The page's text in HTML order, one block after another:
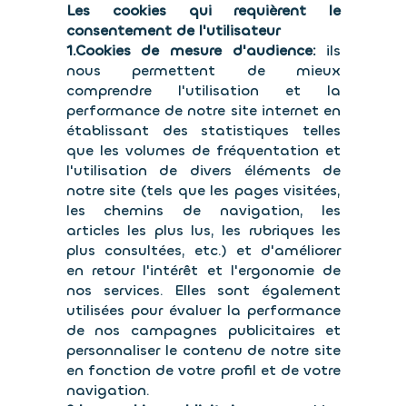
Les cookies qui requièrent le
consentement de l'utilisateur
1.Cookies de mesure d'audience:ils
nous permettent de mieux
comprendre l'utilisation et la
performance de notre site internet en
établissant des statistiques telles
que les volumes de fréquentation et
l'utilisation de divers éléments de
notre site (tels que les pages visitées,
les chemins de navigation, les
articles les plus lus, les rubriques les
plus consultées, etc.) et d'améliorer
en retour l'intérêt et l'ergonomie de
nos services. Elles sont également
utilisées pour évaluer la performance
de nos campagnes publicitaires et
personnaliser le contenu de notre site
en fonction de votre profil et de votre
navigation.